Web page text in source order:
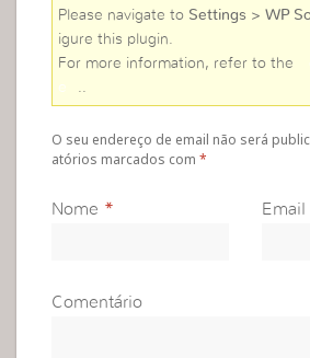
Please navigate to Settings > WP
igure this plugin.
For more information, refer to the
e
..
O seu endereço de email não será
atórios marcados com*
Nome * Email
Comentário